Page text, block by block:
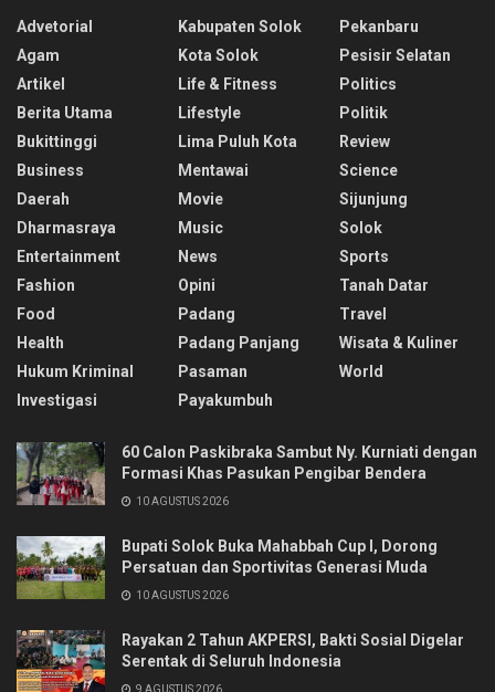
Advetorial
Agam
Artikel
Berita Utama
Bukittinggi
Business
Daerah
Dharmasraya
Entertainment
Fashion
Food
Health
Hukum Kriminal
Investigasi
Kabupaten Solok
Kota Solok
Life & Fitness
Lifestyle
Lima Puluh Kota
Mentawai
Movie
Music
News
Opini
Padang
Padang Panjang
Pasaman
Payakumbuh
Pekanbaru
Pesisir Selatan
Politics
Politik
Review
Science
Sijunjung
Solok
Sports
Tanah Datar
Travel
Wisata & Kuliner
World
60 Calon Paskibraka Sambut Ny. Kurniati dengan
Formasi Khas Pasukan Pengibar Bendera
10 AGUSTUS 2026
Bupati Solok Buka Mahabbah Cup I, Dorong
Persatuan dan Sportivitas Generasi Muda
10 AGUSTUS 2026
Rayakan 2 Tahun AKPERSI, Bakti Sosial Digelar
Serentak di Seluruh Indonesia
9 AGUSTUS 2026